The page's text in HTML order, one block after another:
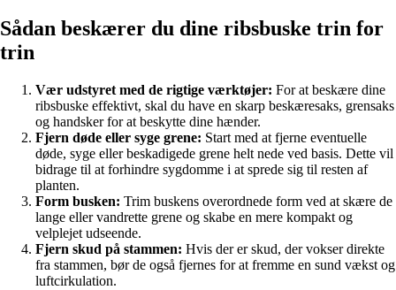
Sådan beskærer du dine ribsbuske trin for
trin
Vær udstyret med de rigtige værktøjer: For at beskære dine
ribsbuske effektivt, skal du have en skarp beskæresaks, grensaks
og handsker for at beskytte dine hænder.
Fjern døde eller syge grene: Start med at fjerne eventuelle
døde, syge eller beskadigede grene helt nede ved basis. Dette vil
bidrage til at forhindre sygdomme i at sprede sig til resten af
planten.
Form busken: Trim buskens overordnede form ved at skære de
lange eller vandrette grene og skabe en mere kompakt og
velplejet udseende.
Fjern skud på stammen: Hvis der er skud, der vokser direkte
fra stammen, bør de også fjernes for at fremme en sund vækst og
luftcirkulation.